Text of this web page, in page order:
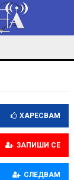
ХАРЕСВАМ
ЗАПИШИ СЕ
СЛЕДВАМ